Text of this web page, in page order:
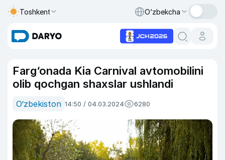
Toshkent O‘zbekcha
Farg‘onada Kia Carnival avtomobilini
olib qochgan shaxslar ushlandi
O‘zbekiston 14:50 / 04.03.2024 6280